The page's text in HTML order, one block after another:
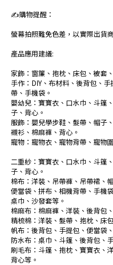
✍️購物提醒：
螢幕拍照難免色差，以實際出貨
產品應用建議:
家飾：窗簾、抱枕、床包、被套
手作：DIY、布材料、後背包、
帶、手機袋。
嬰幼兒：寶寶衣、口水巾、斗篷
子、背心。
服飾：嬰兒學步鞋、髮帶、帽子
襯衫、棉麻褲、背心。
寵物：寵物衣、寵物背帶、寵物
二重紗：寶寶衣、口水巾、斗篷
子、背心。
棉布：洋裝、吊帶褲、吊帶裙、
便當袋、拼布、相機背帶、手機
桌巾、沙發套等。
棉麻布：棉麻褲、洋裝、後背包
精梳棉：洋裝、髮帶、抱枕、床
帆布：後背包、手提包、便當袋
防水布：桌巾、斗篷、後背包、
刷毛布：斗篷、抱枕、寶寶衣、
背心等。